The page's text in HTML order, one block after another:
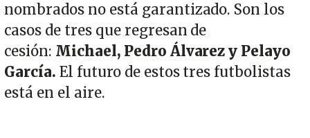
nombrados no está garantizado. Son los
casos de tres que regresan de
cesión: Michael, Pedro Álvarez y Pelayo
García. El futuro de estos tres futbolistas
está en el aire.